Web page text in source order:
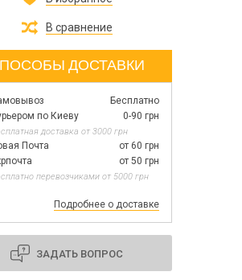
жидкие и баттеры оптом
скраба
мыла
защитников и защитниц
В сравнение
ДОСТАВКИ
Бесплатно
по Киеву
0-90 грн
доставка от 3000 грн
Почта
от 60 грн
от 50 грн
перевозчиками от 5000 грн
Подробнее о доставке
ЗАДАТЬ ВОПРОС